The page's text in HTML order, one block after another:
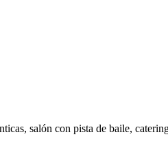
salón con pista de baile,